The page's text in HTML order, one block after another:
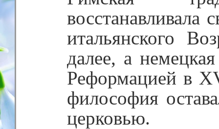
восстанавливала
итальянского
далее, а
Реформацией в
философия
церковью.